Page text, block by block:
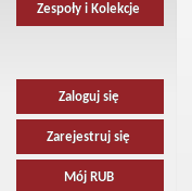
Zespoły i Kolekcje
Zaloguj się
Zarejestruj się
Mój RUB